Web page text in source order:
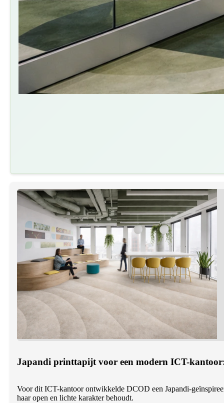
Japandi printtapijt voor een modern ICT-
Voor dit ICT-kantoor ontwikkelde DCOD een Japandi-
haar open en lichte karakter behoudt.